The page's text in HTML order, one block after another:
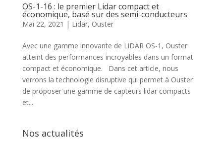
OS-1-16 : le premier Lidar compact et
économique, basé sur des semi-conducteurs
Mai 22, 2021 | Lidar, Ouster
Avec une gamme innovante de LiDAR OS-1, Ouster
atteint des performances incroyables dans un format
compact et économique. Dans cet article, nous
verrons la technologie disruptive qui permet à Ouster
de proposer une gamme de capteurs lidar compacts
et...
Nos actualités